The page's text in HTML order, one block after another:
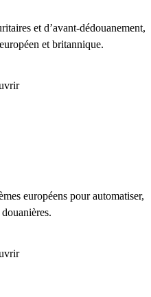
et d’avant-dédouanement,
et britannique.
européens pour automatiser,